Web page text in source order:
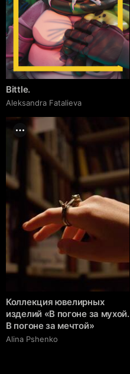
Bittle.
Aleksandra Fatalieva
Коллекция ювелирных
изделий «В погоне за мухой.
В погоне за мечтой»
Alina Pshenko